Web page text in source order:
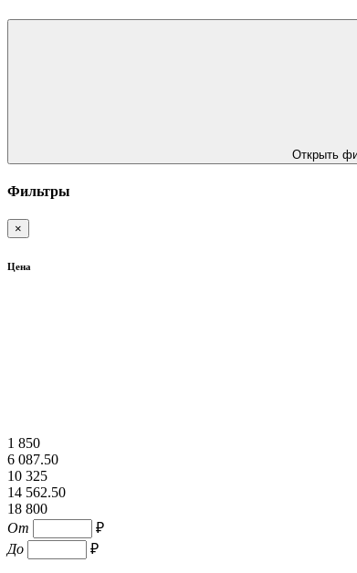
Открыть
Фильтры
×
Цена
1 850
6 087.50
10 325
14 562.50
18 800
От
₽
До
₽